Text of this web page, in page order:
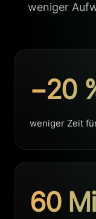
weniger
−20
weniger Zeit
60